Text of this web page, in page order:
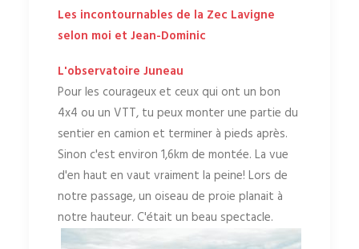
Les incontournables de la Zec Lavigne
selon moi et Jean-Dominic
L'observatoire Juneau
Pour les courageux et ceux qui ont un bon
4x4 ou un VTT, tu peux monter une partie du
sentier en camion et terminer à pieds après.
Sinon c'est environ 1,6km de montée. La vue
d'en haut en vaut vraiment la peine! Lors de
notre passage, un oiseau de proie planait à
notre hauteur. C'était un beau spectacle.